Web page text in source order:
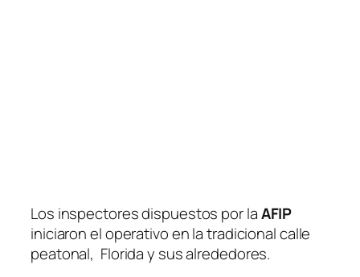
Los inspectores dispuestos por laAFIP
iniciaron el operativo en la tradicional calle
peatonal, Florida y sus alrededores.